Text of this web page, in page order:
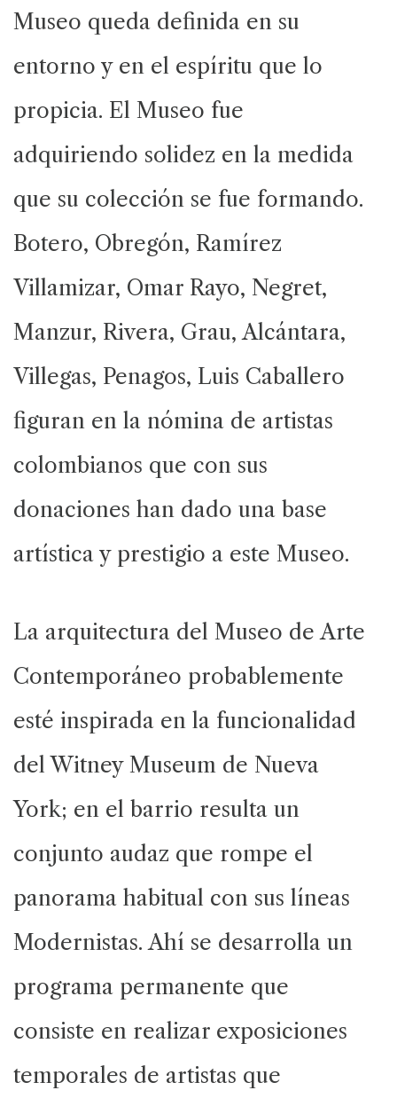
Museo queda definida en su
entorno y en el espíritu que lo
propicia. El Museo fue
adquiriendo solidez en la medida
que su colección se fue formando.
Botero, Obregón, Ramírez
Villamizar, Omar Rayo, Negret,
Manzur, Rivera, Grau, Alcántara,
Villegas, Penagos, Luis Caballero
figuran en la nómina de artistas
colombianos que con sus
donaciones han dado una base
artística y prestigio a este Museo.
La arquitectura del Museo de Arte
Contemporáneo probablemente
esté inspirada en la funcionalidad
del Witney Museum de Nueva
York; en el barrio resulta un
conjunto audaz que rompe el
panorama habitual con sus líneas
Modernistas. Ahí se desarrolla un
programa permanente que
consiste en realizar exposiciones
temporales de artistas que